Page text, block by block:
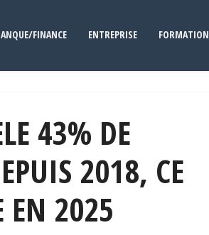
FINANCE ENTREPRISE FORMATION
43% DE
2018, CE
EN 2025